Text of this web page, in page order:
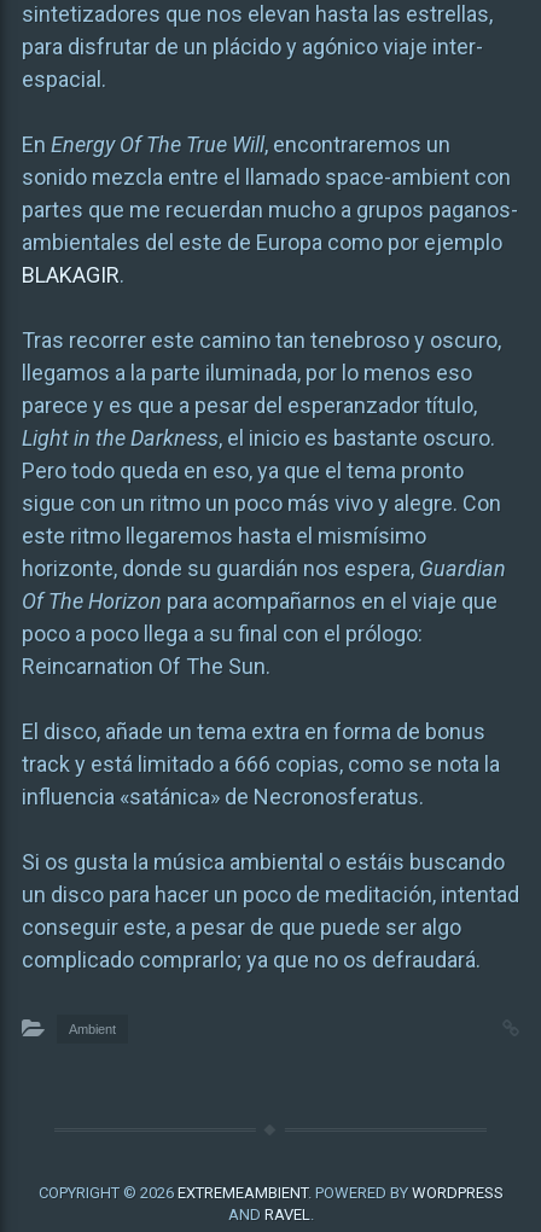
sintetizadores que nos elevan hasta las estrellas,
para disfrutar de un plácido y agónico viaje inter-
espacial.
En Energy Of The True Will, encontraremos un
sonido mezcla entre el llamado space-ambient con
partes que me recuerdan mucho a grupos paganos-
ambientales del este de Europa como por ejemplo
BLAKAGIR.
Tras recorrer este camino tan tenebroso y oscuro,
llegamos a la parte iluminada, por lo menos eso
parece y es que a pesar del esperanzador título,
Light in the Darkness, el inicio es bastante oscuro.
Pero todo queda en eso, ya que el tema pronto
sigue con un ritmo un poco más vivo y alegre. Con
este ritmo llegaremos hasta el mismísimo
horizonte, donde su guardián nos espera, Guardian
Of The Horizon para acompañarnos en el viaje que
poco a poco llega a su final con el prólogo:
Reincarnation Of The Sun.
El disco, añade un tema extra en forma de bonus
track y está limitado a 666 copias, como se nota la
influencia «satánica» de Necronosferatus.
Si os gusta la música ambiental o estáis buscando
un disco para hacer un poco de meditación, intentad
conseguir este, a pesar de que puede ser algo
complicado comprarlo; ya que no os defraudará.
Ambient
COPYRIGHT © 2026 EXTREMEAMBIENT. POWERED BY WORDPRESS
AND RAVEL.